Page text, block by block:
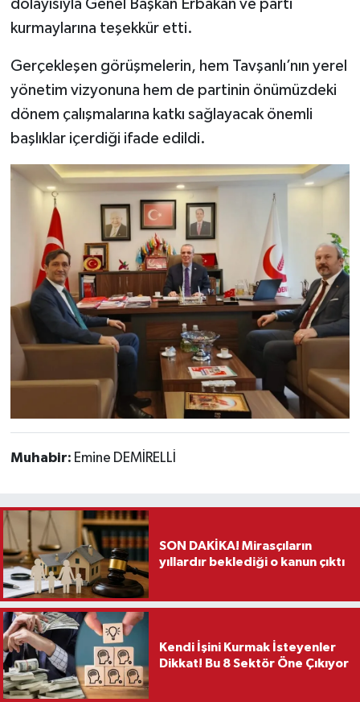
dolayısıyla Genel Başkan Erbakan ve parti
kurmaylarına teşekkür etti.
Gerçekleşen görüşmelerin, hem Tavşanlı’nın yerel
yönetim vizyonuna hem de partinin önümüzdeki
dönem çalışmalarına katkı sağlayacak önemli
başlıklar içerdiği ifade edildi.
Muhabir: Emine DEMİRELLİ
SON DAKİKA! Mirasçıların
yıllardır beklediği o kanun çıktı
Kendi İşini Kurmak İsteyenler
Dikkat! Bu 8 Sektör Öne Çıkıyor